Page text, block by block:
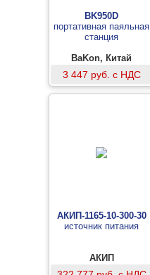
BK950D
портативная паяльная
станция
BaKon, Китай
3 447 руб. с НДС
АКИП-1165-10-300-30
источник питания
АКИП